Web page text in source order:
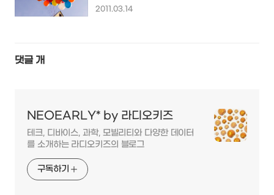
2011.03.14
댓글 개
NEOEARLY* by 라디오키즈
테크, 디바이스, 과학, 모빌리티와 다양한 데이터
를 소개하는 라디오키즈의 블로그
구독하기